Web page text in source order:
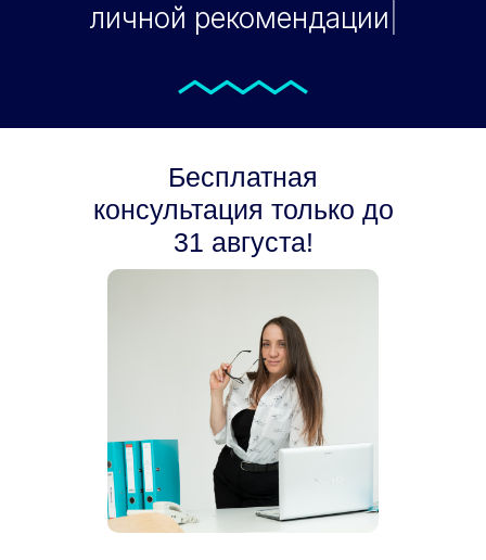
личной рекомендации
Бесплатная
консультация только до
31 августа!